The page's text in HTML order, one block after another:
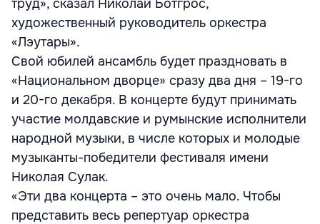
труд», сказал Николай Ботгрос,
художественный руководитель оркестра
«Лэутары».
Свой юбилей ансамбль будет праздновать в
«Национальном дворце» сразу два дня – 19-го
и 20-го декабря. В концерте будут принимать
участие молдавские и румынские исполнители
народной музыки, в числе которых и молодые
музыканты-победители фестиваля имени
Николая Сулак.
«Эти два концерта – это очень мало. Чтобы
представить весь репертуар оркестра